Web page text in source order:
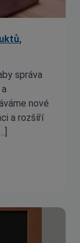
správa
nové
a rozšíří